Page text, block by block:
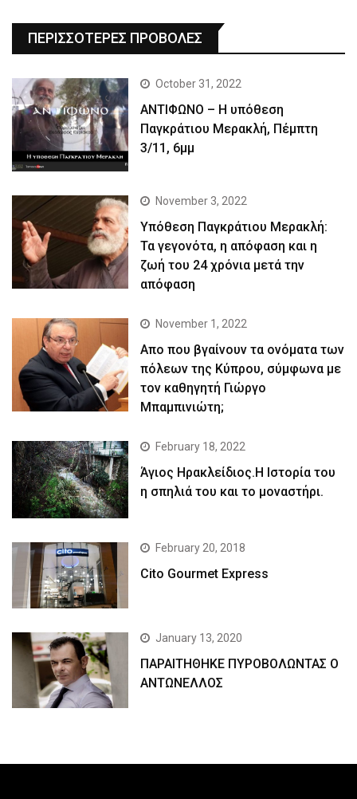
ΠΕΡΙΣΣΟΤΕΡΕΣ ΠΡΟΒΟΛΕΣ
October 31, 2022
ΑΝΤΙΦΩΝΟ – Η υπόθεση
Παγκράτιου Μερακλή, Πέμπτη
3/11, 6μμ
November 3, 2022
Yπόθεση Παγκράτιου Μερακλή:
Τα γεγονότα, η απόφαση και η
ζωή του 24 χρόνια μετά την
απόφαση
November 1, 2022
Απο που βγαίνουν τα ονόματα των
πόλεων της Κύπρου, σύμφωνα με
τον καθηγητή Γιώργο
Μπαμπινιώτη;
February 18, 2022
Άγιος Ηρακλείδιος.Η Ιστορία του
η σπηλιά του και το μοναστήρι.
February 20, 2018
Cito Gourmet Express
January 13, 2020
ΠΑΡΑΙΤΗΘΗΚΕ ΠΥΡΟΒΟΛΩΝΤΑΣ Ο
ΑΝΤΩΝΕΛΛΟΣ